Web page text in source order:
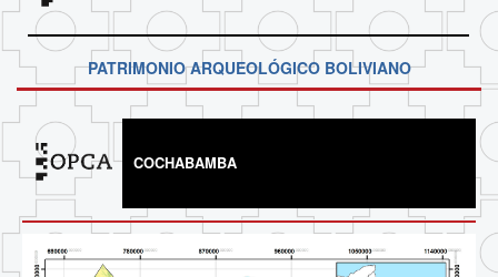
PATRIMONIO ARQUEOLÓGICO BOLIVIANO
COCHABAMBA